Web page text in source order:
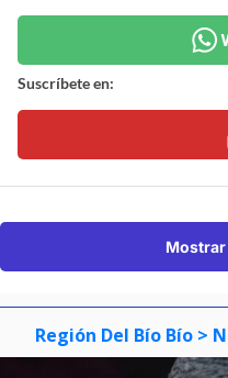
Suscríbete en:
Región Del Bío Bío >